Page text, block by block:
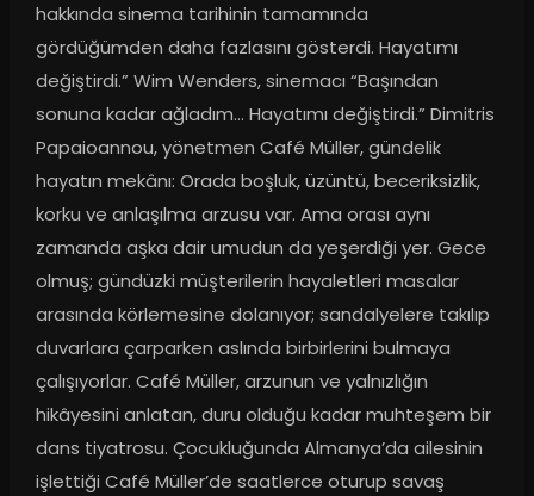
hakkında sinema tarihinin tamamında
gördüğümden daha fazlasını gösterdi. Hayatımı
değiştirdi.” Wim Wenders, sinemacı “Başından
sonuna kadar ağladım… Hayatımı değiştirdi.” Dimitris
Papaioannou, yönetmen Café Müller, gündelik
hayatın mekânı: Orada boşluk, üzüntü, beceriksizlik,
korku ve anlaşılma arzusu var. Ama orası aynı
zamanda aşka dair umudun da yeşerdiği yer. Gece
olmuş; gündüzki müşterilerin hayaletleri masalar
arasında körlemesine dolanıyor; sandalyelere takılıp
duvarlara çarparken aslında birbirlerini bulmaya
çalışıyorlar. Café Müller, arzunun ve yalnızlığın
hikâyesini anlatan, duru olduğu kadar muhteşem bir
dans tiyatrosu. Çocukluğunda Almanya’da ailesinin
işlettiği Café Müller’de saatlerce oturup savaş